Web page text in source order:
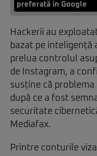
preferată în Google
Hackerii au
bazat pe inteligență
prelua controlul
de Instagram, a
susține că
după ce a fost
securitate
Mediafax.
Printre conturile